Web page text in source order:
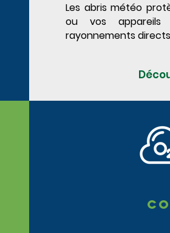
Les abris météo
ou vos
rayonnements